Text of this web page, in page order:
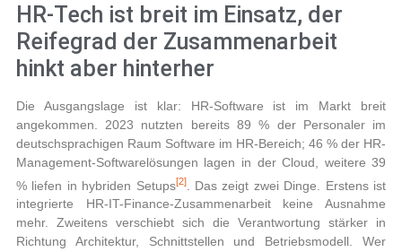
HR-Tech ist breit im Einsatz, der
Reifegrad der Zusammenarbeit
hinkt aber hinterher
Die Ausgangslage ist klar: HR-Software ist im Markt breit
angekommen. 2023 nutzten bereits 89 % der Personaler im
deutschsprachigen Raum Software im HR-Bereich; 46 % der HR-
Management-Softwarelösungen lagen in der Cloud, weitere 39
% liefen in hybriden Setups[2]. Das zeigt zwei Dinge. Erstens ist
integrierte HR-IT-Finance-Zusammenarbeit keine Ausnahme
mehr. Zweitens verschiebt sich die Verantwortung stärker in
Richtung Architektur, Schnittstellen und Betriebsmodell. Wer